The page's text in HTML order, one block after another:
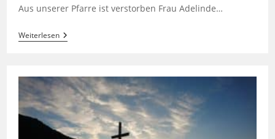
Aus unserer Pfarre ist verstorben Frau Adelinde…
WeiterlesenWir
Trauern
Maurer